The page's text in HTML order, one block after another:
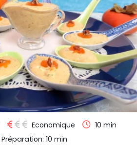
Connexion
Economique
10 min
Préparation: 10 min